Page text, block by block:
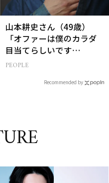
山本耕史さん（49歳）
「オファーは僕のカラダ
目当てらしいです
（笑）」全編英語ミュー
PEOPLE
Recommended by